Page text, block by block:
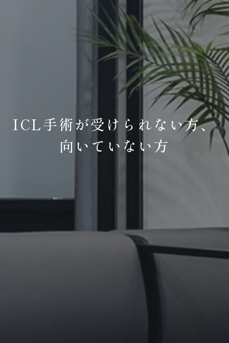
ICL手術が受けられない方、
向いていない方